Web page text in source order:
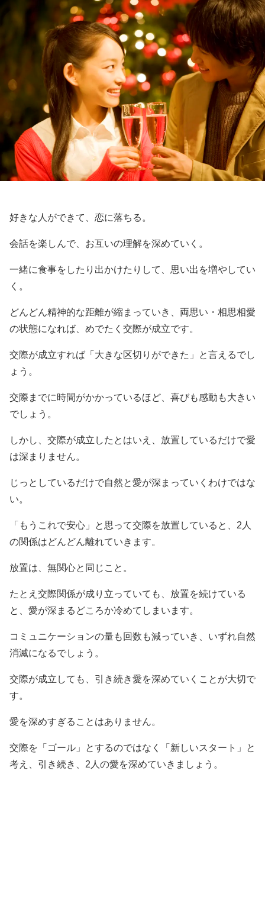
好きな人ができて、恋に落ちる。
会話を楽しんで、お互いの理解を深めていく。
一緒に食事をしたり出かけたりして、思い出を増やしてい
く。
どんどん精神的な距離が縮まっていき、両思い・相思相愛
の状態になれば、めでたく交際が成立です。
交際が成立すれば「大きな区切りができた」と言えるでし
ょう。
交際までに時間がかかっているほど、喜びも感動も大きい
でしょう。
しかし、交際が成立したとはいえ、放置しているだけで愛
は深まりません。
じっとしているだけで自然と愛が深まっていくわけではな
い。
「もうこれで安心」と思って交際を放置していると、2人
の関係はどんどん離れていきます。
放置は、無関心と同じこと。
たとえ交際関係が成り立っていても、放置を続けている
と、愛が深まるどころか冷めてしまいます。
コミュニケーションの量も回数も減っていき、いずれ自然
消滅になるでしょう。
交際が成立しても、引き続き愛を深めていくことが大切で
す。
愛を深めすぎることはありません。
交際を「ゴール」とするのではなく「新しいスタート」と
考え、引き続き、2人の愛を深めていきましょう。